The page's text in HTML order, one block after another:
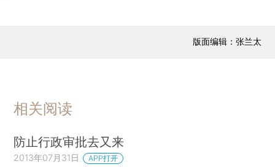
版面编辑：张兰太
相关阅读
防止行政审批去又来
2013年07月31日 APP打开